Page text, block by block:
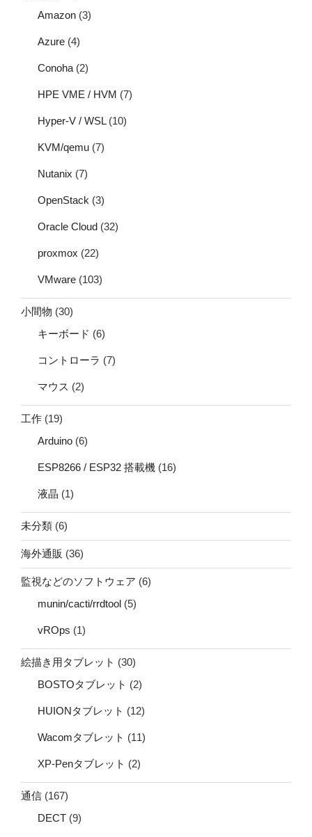
Amazon (3)
Azure (4)
Conoha (2)
HPE VME / HVM (7)
Hyper-V / WSL(10)
KVM/qemu (7)
Nutanix (7)
OpenStack (3)
Oracle Cloud (32)
proxmox (22)
VMware (103)
小間物 (30)
キーボード (6)
コントローラ (7)
マウス (2)
工作 (19)
Arduino (6)
ESP8266 / ESP32 搭載機 (16)
液晶 (1)
未分類 (6)
海外通販 (36)
監視などのソフトウェア (6)
munin/cacti/rrdtool (5)
vROps (1)
絵描き用タブレット (30)
BOSTOタブレット (2)
HUIONタブレット (12)
Wacomタブレット (11)
XP-Penタブレット (2)
通信 (167)
DECT (9)